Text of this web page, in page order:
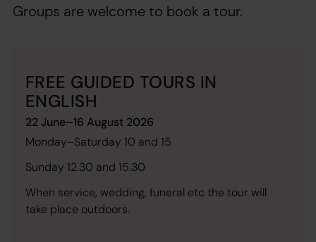
Groups are welcome to book a tour.
FREE GUIDED TOURS IN
ENGLISH
22 June–16 August 2026
Monday–Saturday 10 and 15
Sunday 12.30 and 15.30
When service, wedding, funeral etc the tour will
take place outdoors.